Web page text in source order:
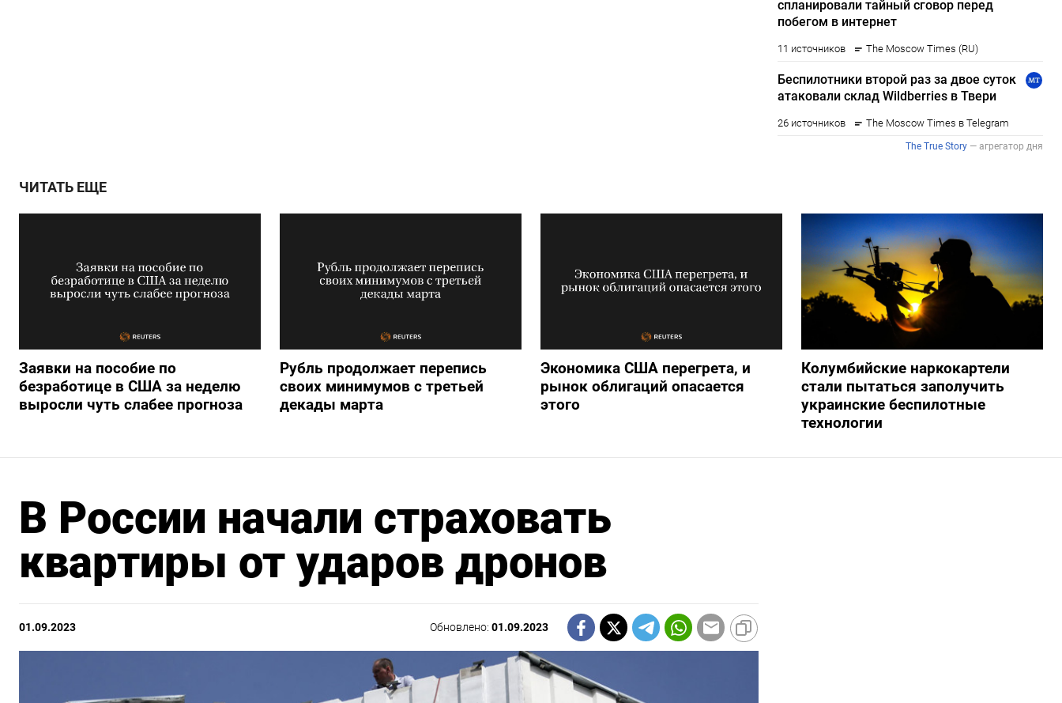
ЧИТАТЬ ЕЩЕ
Заявки на пособие по
безработице в США за неделю
выросли чуть слабее прогноза
Рубль продолжает перепись
своих минимумов с третьей
декады марта
Экономика США перегрета, и
рынок облигаций опасается
этого
Колумбийские наркокартели
стали пытаться заполучить
украинские беспилотные
технологии
В России начали страховать
квартиры от ударов дронов
01.09.2023 Обновлено:01.09.2023